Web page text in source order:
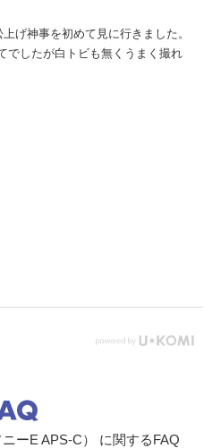
げ神事を初めて見に行きました。
でしたが白トビも無くうまく撮れ
ーE APS-C） に関するFAQ